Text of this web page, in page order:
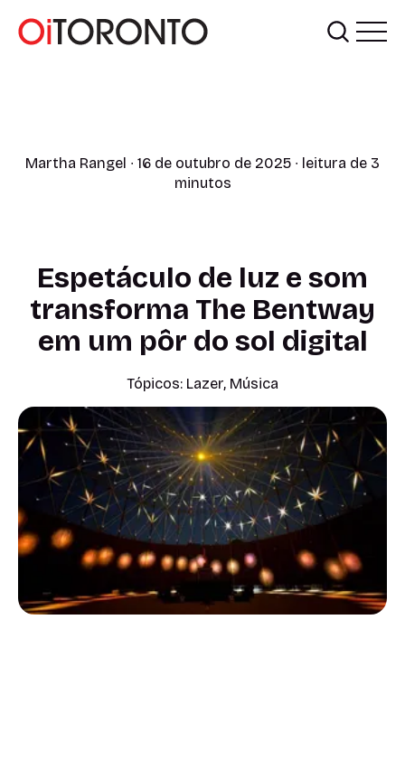
Martha Rangel ∙ 16 de outubro de 2025 ∙ leitura de 3
minutos
Espetáculo de luz e som
transforma The Bentway
em um pôr do sol digital
Tópicos: Lazer, Música